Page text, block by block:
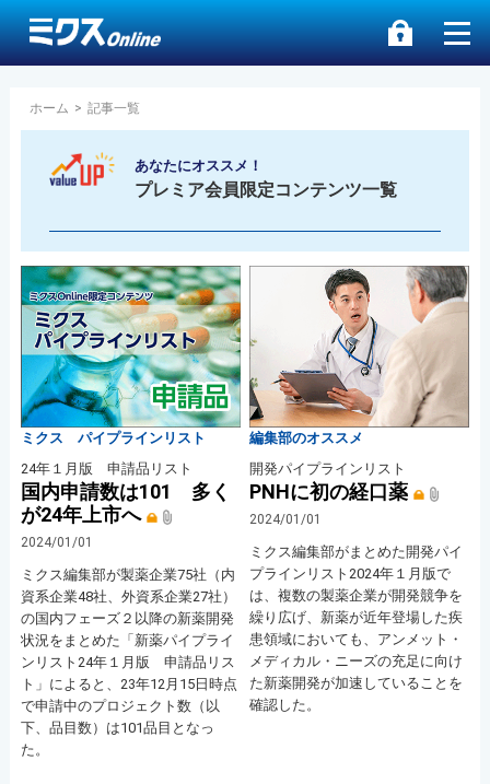
ホーム > 記事一覧
あなたにオススメ！
プレミア会員限定コンテンツ一覧
ミクス パイプラインリスト
24年１月版 申請品リスト
国内申請数は101 多く
が24年上市へ
2024/01/01
ミクス編集部が製薬企業75社（内
資系企業48社、外資系企業27社）
の国内フェーズ２以降の新薬開発
状況をまとめた「新薬パイプライ
ンリスト24年１月版 申請品リス
ト」によると、23年12月15日時点
で申請中のプロジェクト数（以
下、品目数）は101品目となっ
た。
編集部のオススメ
開発パイプラインリスト
PNHに初の経口薬
2024/01/01
ミクス編集部がまとめた開発パイ
プラインリスト2024年１月版で
は、複数の製薬企業が開発競争を
繰り広げ、新薬が近年登場した疾
患領域においても、アンメット・
メディカル・ニーズの充足に向け
た新薬開発が加速していることを
確認した。